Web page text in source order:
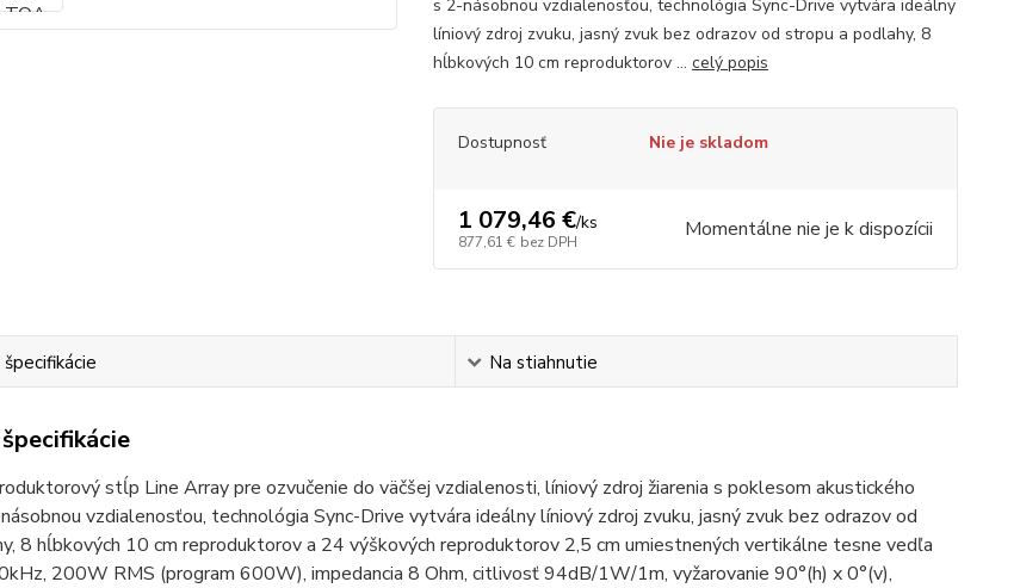
s 2-násobnou vzdialenosťou, technológia Sync-Drive vytvára ideálny
líniový zdroj zvuku, jasný zvuk bez odrazov od stropu a podlahy, 8
hĺbkových 10 cm reproduktorov ... celý popis
Dostupnosť Nie je skladom
1 079,46 €/ks
877,61 € bez DPH Momentálne nie je k dispozícii
Na stiahnutie
stĺp Line Array pre ozvučenie do väčšej vzdialenosti, líniový zdroj žiarenia s poklesom akustického
vzdialenosťou, technológia Sync-Drive vytvára ideálny líniový zdroj zvuku, jasný zvuk bez odrazov od
8 hĺbkových 10 cm reproduktorov a 24 výškových reproduktorov 2,5 cm umiestnených vertikálne tesne vedľa
200W RMS (program 600W), impedancia 8 Ohm, citlivosť 94dB/1W/1m, vyžarovanie 90°(h) x 0°(v),